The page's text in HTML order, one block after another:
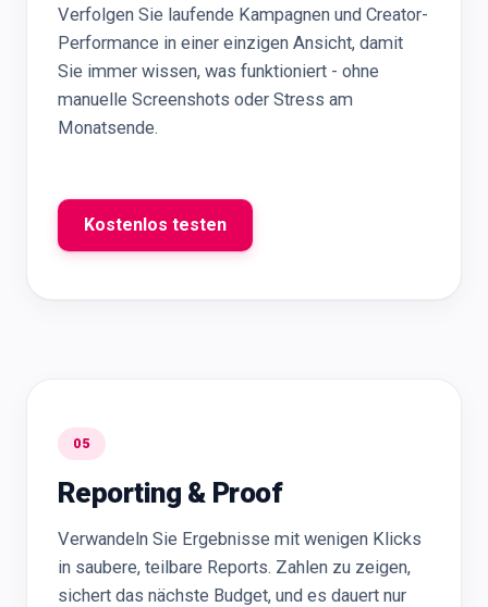
Verfolgen Sie laufende Kampagnen und Creator-
Performance in einer einzigen Ansicht, damit
Sie immer wissen, was funktioniert - ohne
manuelle Screenshots oder Stress am
Monatsende.
Kostenlos testen
05
Reporting & Proof
Verwandeln Sie Ergebnisse mit wenigen Klicks
in saubere, teilbare Reports. Zahlen zu zeigen,
sichert das nächste Budget, und es dauert nur